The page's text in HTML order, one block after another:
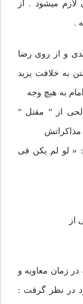
لازم می‏شود . از
.
و از روی رضا
به خلافت يزيد
به هيچ وجه
از ” مقتل ”
مذاكراتش
: « لو لم يكن فی
از
در زمان معاويه و
در نظر گرفت :